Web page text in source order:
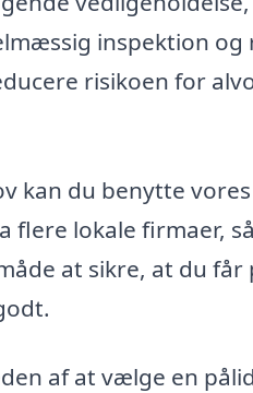
inspektion
risikoen for
kan du benytte
lokale firmaer,
at sikre, at du
af at vælge en